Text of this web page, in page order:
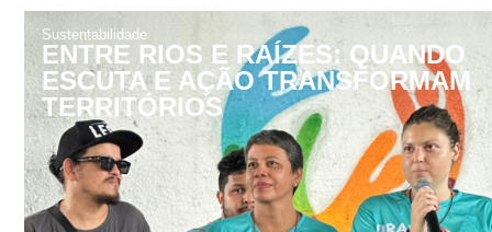
Sustentabilidade
ENTRE RIOS E RAÍZES: QUANDO
ESCUTA E AÇÃO TRANSFORMAM
TERRITÓRIOS